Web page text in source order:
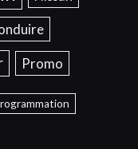
Promo